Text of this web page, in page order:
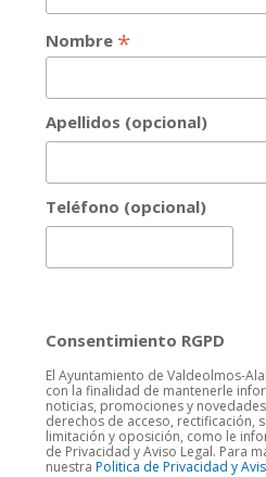
Nombre *
Apellidos (opcional)
Teléfono (opcional)
Consentimiento RGPD
El Ayuntamiento de Valdeolmos-
con la finalidad de mantenerle
noticias, promociones y
derechos de acceso, rectificación,
limitación y oposición, como le
de Privacidad y Aviso Legal. Para
nuestra Politica de Privacidad y